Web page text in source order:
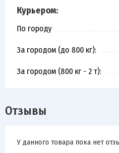
Курьером:
По городу
За городом (до 800 кг):
За городом (800 кг - 2 т):
Отзывы
У данного товара пока нет